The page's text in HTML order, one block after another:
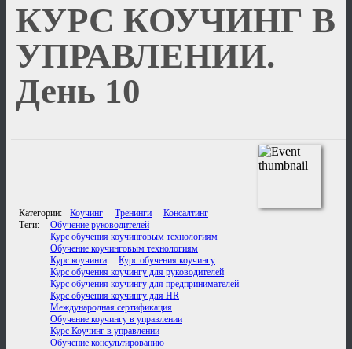
КУРС КОУЧИНГ В
УПРАВЛЕНИИ.
День 10
Категории: Коучинг Тренинги
Консалтинг
Теги:
Обучение руководителей
Курс обучения коучинговым технологиям
Обучение коучинговым технологиям
Курс коучинга
Курс обучения коучингу
Курс обучения коучингу для руководителей
Курс обучения коучингу для предпринимателей
Курс обучения коучингу для HR
Международная сертификация
Обучение коучингу в управлении
Курс Коучинг в управлении
Обучение консультированию